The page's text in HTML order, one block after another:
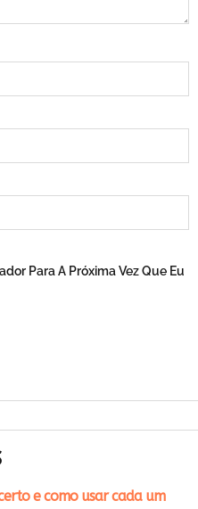
Para A Próxima Vez Que Eu
e como usar cada um